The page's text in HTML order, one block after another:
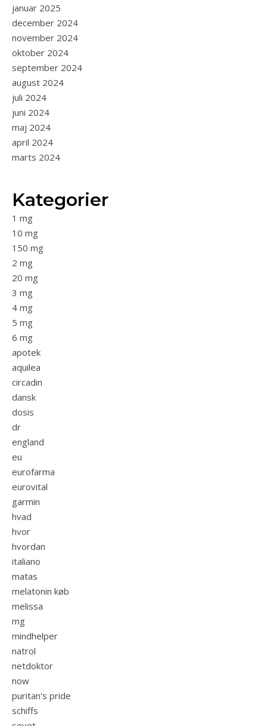
januar 2025
december 2024
november 2024
oktober 2024
september 2024
august 2024
juli 2024
juni 2024
maj 2024
april 2024
marts 2024
Kategorier
1 mg
10 mg
150 mg
2 mg
20 mg
3 mg
4 mg
5 mg
6 mg
apotek
aquilea
circadin
dansk
dosis
dr
england
eu
eurofarma
eurovital
garmin
hvad
hvor
hvordan
italiano
matas
melatonin køb
melissa
mg
mindhelper
natrol
netdoktor
now
puritan's pride
schiffs